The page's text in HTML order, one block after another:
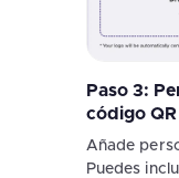
Paso 3:
código QR
Añade
Puedes